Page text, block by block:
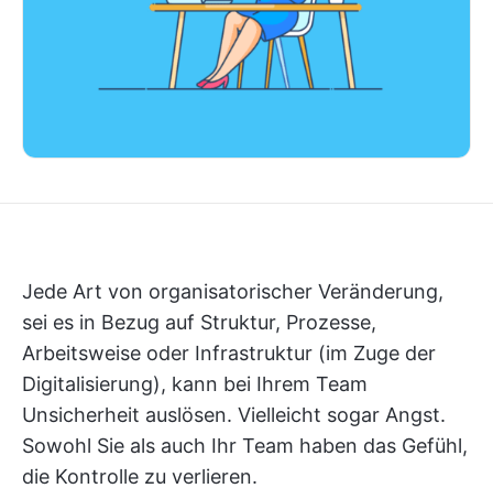
Jede Art von organisatorischer Veränderung,
sei es in Bezug auf Struktur, Prozesse,
Arbeitsweise oder Infrastruktur (im Zuge der
Digitalisierung), kann bei Ihrem Team
Unsicherheit auslösen. Vielleicht sogar Angst.
Sowohl Sie als auch Ihr Team haben das Gefühl,
die Kontrolle zu verlieren.